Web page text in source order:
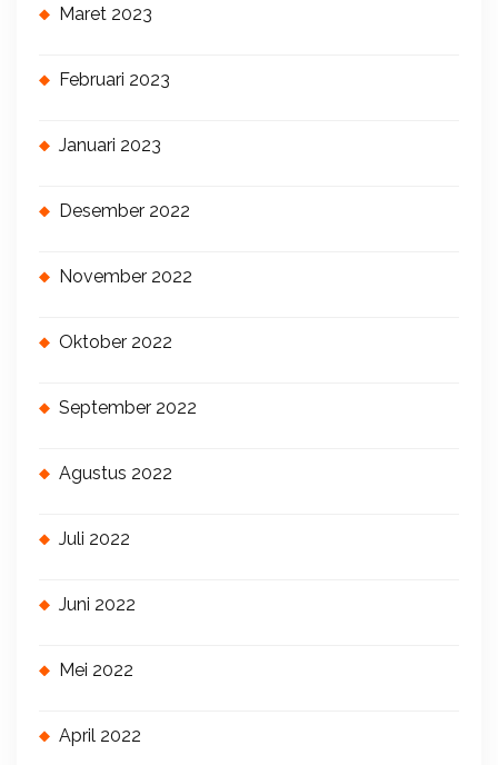
Maret 2023
Februari 2023
Januari 2023
Desember 2022
November 2022
Oktober 2022
September 2022
Agustus 2022
Juli 2022
Juni 2022
Mei 2022
April 2022